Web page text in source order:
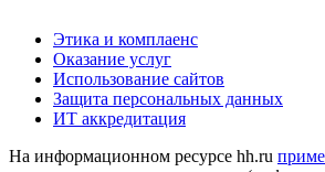
Этика и комплаенс
Оказание услуг
Использование сайтов
Защита персональных данных
ИТ аккредитация
На информационном ресурсе hh.ru